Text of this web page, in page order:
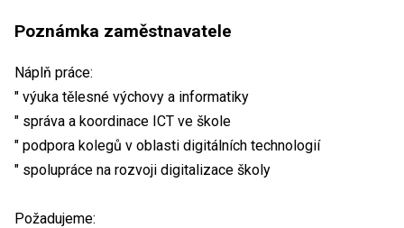
Poznámka zaměstnavatele
Náplň práce:
" výuka tělesné výchovy a informatiky
" správa a koordinace ICT ve škole
" podpora kolegů v oblasti digitálních technologií
" spolupráce na rozvoji digitalizace školy
Požadujeme: